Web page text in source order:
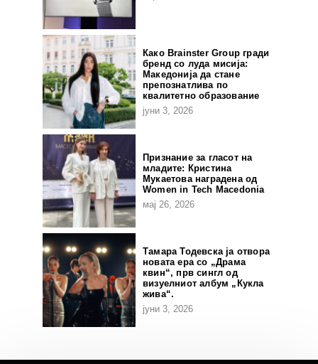
Како Brainster Group гради
бренд со луда мисија:
Македонија да стане
препознатлива по
квалитетно образование
јуни 3, 2026
Признание за гласот на
младите: Кристина
Мукаетова наградена од
Women in Tech Macedonia
мај 26, 2026
Тамара Тодевска ја отвора
новата ера со „Драма
квин“, прв сингл од
визуелниот албум „Кукла
жива“.
јуни 3, 2026